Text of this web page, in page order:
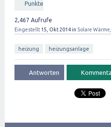
Punkte
2,467 Aufrufe
Eingestellt 15, Okt 2014in Solare
heizung heizungsanlage